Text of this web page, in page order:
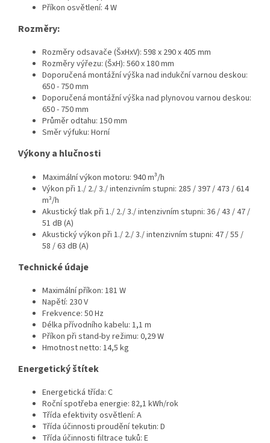
Příkon osvětlení: 4 W
Rozměry:
Rozměry odsavače (ŠxHxV): 598 x 290 x 405 mm
Rozměry výřezu: (ŠxH): 560 x 180 mm
Doporučená montážní výška nad indukční varnou deskou:
650 - 750 mm
Doporučená montážní výška nad plynovou varnou deskou:
650 - 750 mm
Průměr odtahu: 150 mm
Směr výfuku: Horní
Výkony a hlučnosti
Maximální výkon motoru: 940 m³/h
Výkon při 1./ 2./ 3./ intenzivním stupni: 285 / 397 / 473 / 614
m³/h
Akustický tlak při 1./ 2./ 3./ intenzivním stupni: 36 / 43 / 47 /
51 dB (A)
Akustický výkon při 1./ 2./ 3./ intenzivním stupni: 47 / 55 /
58 / 63 dB (A)
Technické údaje
Maximální příkon: 181 W
Napětí: 230 V
Frekvence: 50 Hz
Délka přívodního kabelu: 1,1 m
Příkon při stand-by režimu: 0,29 W
Hmotnost netto: 14,5 kg
Energetický štítek
Energetická třída: C
Roční spotřeba energie: 82,1 kWh/rok
Třída efektivity osvětlení: A
Třída účinnosti proudění tekutin: D
Třída účinnosti filtrace tuků: E